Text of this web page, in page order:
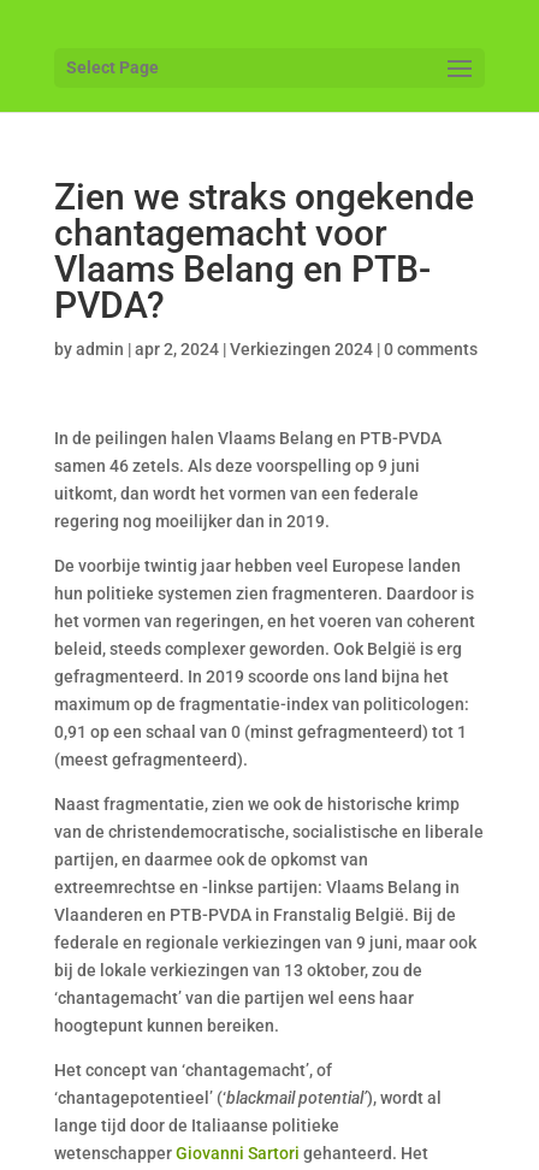
Select Page
Zien we straks ongekende
chantagemacht voor
Vlaams Belang en PTB-
PVDA?
byadmin |apr 2, 2024|Verkiezingen 2024|0 comments
In de peilingen halen Vlaams Belang en PTB-PVDA
samen 46 zetels. Als deze voorspelling op 9 juni
uitkomt, dan wordt het vormen van een federale
regering nog moeilijker dan in 2019.
De voorbije twintig jaar hebben veel Europese landen
hun politieke systemen zien fragmenteren. Daardoor is
het vormen van regeringen, en het voeren van coherent
beleid, steeds complexer geworden. Ook België is erg
gefragmenteerd. In 2019 scoorde ons land bijna het
maximum op de fragmentatie-index van politicologen:
0,91 op een schaal van 0 (minst gefragmenteerd) tot 1
(meest gefragmenteerd).
Naast fragmentatie, zien we ook de historische krimp
van de christendemocratische, socialistische en liberale
partijen, en daarmee ook de opkomst van
extreemrechtse en -linkse partijen: Vlaams Belang in
Vlaanderen en PTB-PVDA in Franstalig België. Bij de
federale en regionale verkiezingen van 9 juni, maar ook
bij de lokale verkiezingen van 13 oktober, zou de
‘chantagemacht’ van die partijen wel eens haar
hoogtepunt kunnen bereiken.
Het concept van ‘chantagemacht’, of
‘chantagepotentieel’ (‘blackmail potential’), wordt al
lange tijd door de Italiaanse politieke
wetenschapperGiovanni Sartori gehanteerd. Het